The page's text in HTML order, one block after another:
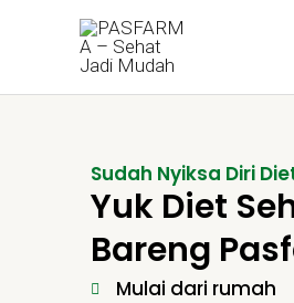
Sudah Nyiksa Diri
Yuk Diet
Bareng
Mulai dari rumah